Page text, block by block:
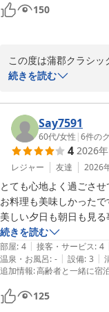
150
この度は蒲郡クラシッ
ございます。
レストランでのお食
のこと、大変嬉しく存
また機会がございま
ご堪能ください。
スタッフ一同、心より
蒲郡クラシックホテル
蒲郡クラシックホテル
2026-01-23
続きを読む
Say7591
60代/女性 |6件の
4 2026
レジャー 友達 2026
とても心地よく過ごさせ
お料理も美味しかったで
美しい夕日も朝日も見る
続きを読む
部屋: 4 | 接客・サービス: 4
温泉・お風呂: - | 設備: 3 |
追加情報:高齢者と一緒に宿
125